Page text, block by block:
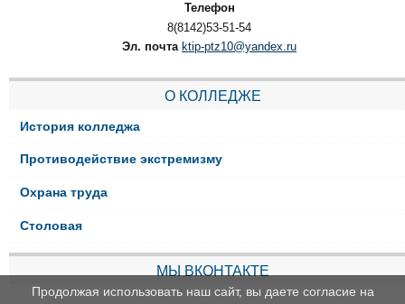
Телефон
8(8142)53-51-54
Эл. почта ktip-ptz10@yandex.ru
О КОЛЛЕДЖЕ
История колледжа
Противодействие экстремизму
Охрана труда
Столовая
МЫ ВКОНТАКТЕ
Продолжая использовать наш сайт, вы даете согласие на